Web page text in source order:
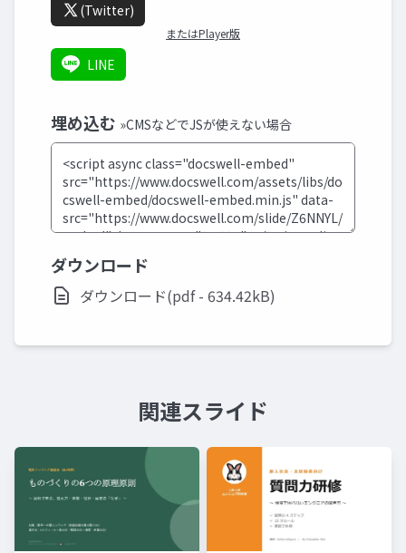
(Twitter)
またはPlayer版
LINE
埋め込む »CMSなどでJSが使えない場合
ダウンロード
ダウンロード(pdf - 634.42kB)
関連スライド